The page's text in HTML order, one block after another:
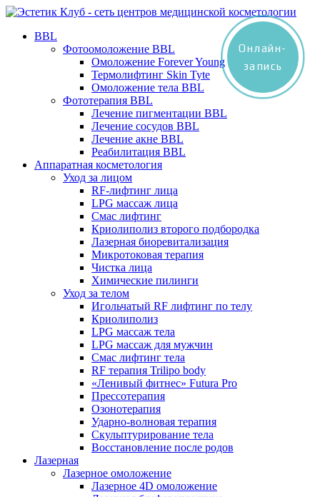
BBL
Фотоомоложение BBL
Омоложение Forever Young
Термолифтинг Skin Tyte
Омоложение тела BBL
Фототерапия BBL
Лечение пигментации BBL
Лечение сосудов BBL
Лечение акне BBL
Реабилитация BBL
Аппаратная косметология
Уход за лицом
RF-лифтинг лица
LPG массаж лица
Смас лифтинг
Криолиполиз второго подбородка
Лазерная биоревитализация
Микротоковая терапия
Чистка лица
Химические пилинги
Уход за телом
Игольчатый RF лифтинг по телу
Криолиполиз
LPG массаж тела
LPG массаж для мужчин
Смас лифтинг тела
RF терапия Trilipo body
«Ленивый фитнес» Futura Pro
Прессотерапия
Озонотерапия
Ударно-волновая терапия
Скульптурирование тела
Восстановление после родов
Лазерная
Лазерное омоложение
Лазерное 4D омоложение
Онлайн-
запись